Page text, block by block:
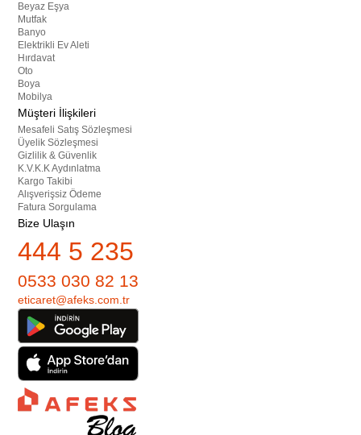
Beyaz Eşya
Mutfak
Banyo
Elektrikli Ev Aleti
Hırdavat
Oto
Boya
Mobilya
Müşteri İlişkileri
Mesafeli Satış Sözleşmesi
Üyelik Sözleşmesi
Gizlilik & Güvenlik
K.V.K.K Aydınlatma
Kargo Takibi
Alışverişsiz Ödeme
Fatura Sorgulama
Bize Ulaşın
444 5 235
0533 030 82 13
eticaret@afeks.com.tr